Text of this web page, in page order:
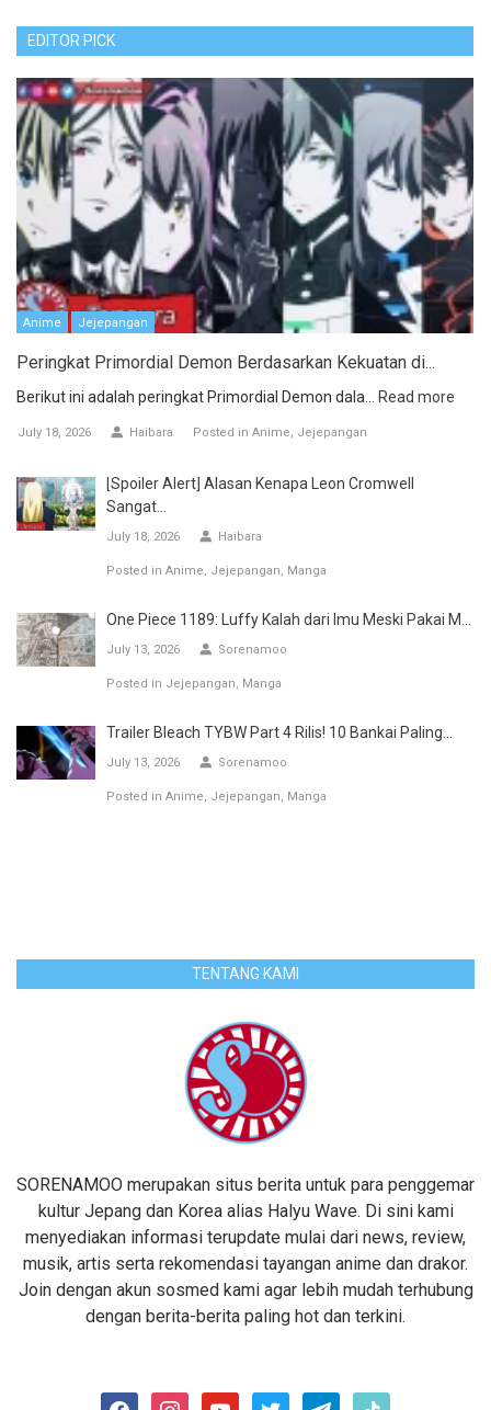
EDITOR PICK
Anime Jejepangan
Peringkat Primordial Demon Berdasarkan Kekuatan di...
Berikut ini adalah peringkat Primordial Demon dala... Read more
July 18, 2026 Haibara Posted in Anime Jejepangan
[Spoiler Alert] Alasan Kenapa Leon Cromwell
Sangat...
July 18, 2026 Haibara
Posted in Anime Jejepangan Manga
One Piece 1189: Luffy Kalah dari Imu Meski Pakai M...
July 13, 2026 Sorenamoo
Posted in Jejepangan Manga
Trailer Bleach TYBW Part 4 Rilis! 10 Bankai Paling...
July 13, 2026 Sorenamoo
Posted in Anime Jejepangan Manga
TENTANG KAMI
SORENAMOO merupakan situs berita untuk para penggemar
kultur Jepang dan Korea alias Halyu Wave. Di sini kami
menyediakan informasi terupdate mulai dari news, review,
musik, artis serta rekomendasi tayangan anime dan drakor.
Join dengan akun sosmed kami agar lebih mudah terhubung
dengan berita-berita paling hot dan terkini.
facebookinstagramyoutubetwitter telegramtiktok